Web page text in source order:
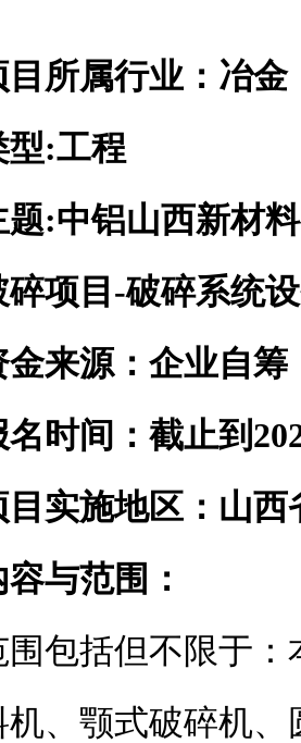
所属行业： 冶金
型:工程
题:中铝山西新材
项目-破碎系统
金来源：企业自筹
时间： 截止到
实施地区： 山西
容与范围 ：
围包括但不限于
机、颚式破碎机